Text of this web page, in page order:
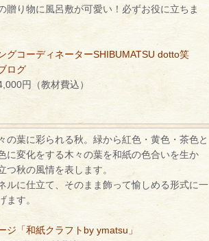
贈り物に風呂敷が可愛い！必ずお役に立ちま
グコーディネーターSHIBUMATSU dotto笑
ログ
円（教材費込）
の葉に彩られる秋。緑から紅色・黄色・茶色と
に変化をする木々の葉を和紙の色合いを生か
つ秋の風情を表します。
ルに仕立て、そのまま飾って愉しめる形式に一
ます。
ジ「和紙クラフトby ymatsu」